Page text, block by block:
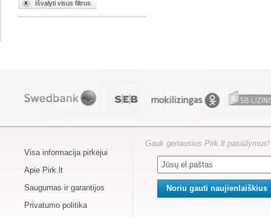
Išvalyti visus filtrus
Visa informacija pirkėjui
Apie Pirk.lt
Saugumas ir garantijos
Privatumo politika
Gauk geriausius Pirk.lt pasiūlymus!